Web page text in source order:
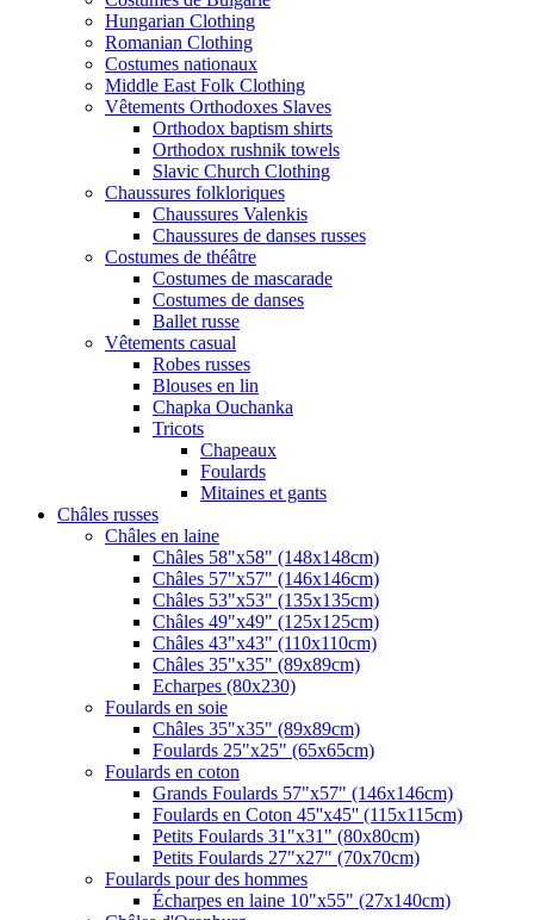
Hungarian Clothing
Romanian Clothing
Costumes nationaux
Middle East Folk Clothing
Vêtements Orthodoxes Slaves
Orthodox baptism shirts
Orthodox rushnik towels
Slavic Church Clothing
Chaussures folkloriques
Chaussures Valenkis
Chaussures de danses russes
Costumes de théâtre
Costumes de mascarade
Costumes de danses
Ballet russe
Vêtements casual
Robes russes
Blouses en lin
Chapka Ouchanka
Tricots
Chapeaux
Foulards
Mitaines et gants
Châles russes
Châles en laine
Châles 58"x58" (148x148cm)
Châles 57"x57" (146x146cm)
Châles 53"x53" (135x135cm)
Châles 49"x49" (125x125cm)
Châles 43"x43" (110x110cm)
Châles 35"x35" (89x89cm)
Echarpes (80х230)
Foulards en soie
Châles 35"x35" (89x89cm)
Foulards 25"x25" (65x65cm)
Foulards en coton
Grands Foulards 57"x57" (146x146cm)
Foulards en Coton 45''x45'' (115x115cm)
Petits Foulards 31"x31" (80x80cm)
Petits Foulards 27"x27" (70x70cm)
Foulards pour des hommes
Écharpes en laine 10"x55" (27x140cm)